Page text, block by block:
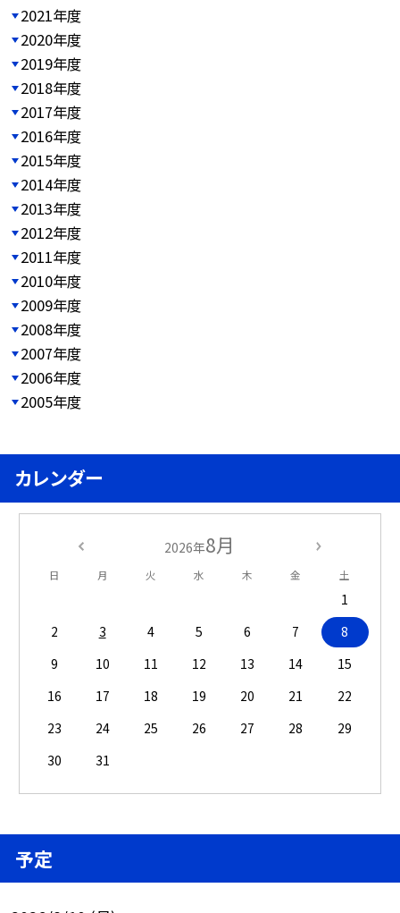
2021年度
2020年度
2019年度
2018年度
2017年度
2016年度
2015年度
2014年度
2013年度
2012年度
2011年度
2010年度
2009年度
2008年度
2007年度
2006年度
2005年度
カレンダー
2026年8月
日 月 火 水 木 金 土
1
2
3 4 5 6 7
8
9
10 11 12 13 14
15
16
17 18 19 20 21
22
23
24 25 26 27 28
29
30
31
予定